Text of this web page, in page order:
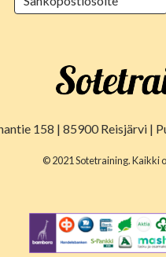
158 | 85900 Reisjärvi |
© 2021 Sotetraining. Kaikki